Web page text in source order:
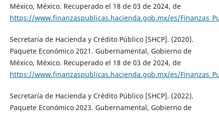
México, México. Recuperado el 18 de 03 de 2024, de
https://www.finanzaspublicas.hacienda.gob.mx/es/
Secretaría de Hacienda y Crédito Público [SHCP]. (2020).
Paquete Económico 2021. Gubernamental, Gobierno de
México, México. Recuperado el 18 de 03 de 2024, de
https://www.finanzaspublicas.hacienda.gob.mx/es/
Secretaría de Hacienda y Crédito Público [SHCP]. (2022).
Paquete Económico 2023. Gubernamental, Gobierno de